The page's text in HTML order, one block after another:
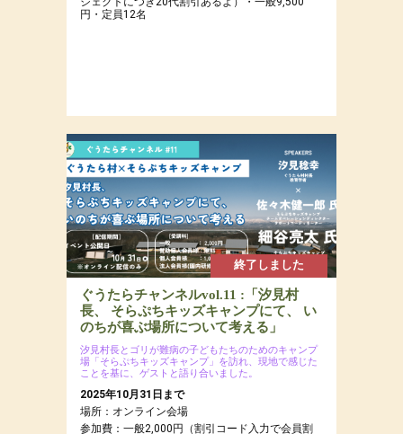
円・定員12名
終了しました
ぐうたらチャンネルvol.11 :「汐見村
長、 そらぷちキッズキャンプにて、 い
のちが喜ぶ場所について考える」
汐見村長とゴリが難病の子どもたちのためのキャンプ
場「そらぷちキッズキャンプ」を訪れ、現地で感じた
ことを基に、ゲストと語り合いました。
2025年10月31日まで
場所：オンライン会場
参加費：一般2,000円（割引コード入力で会員割